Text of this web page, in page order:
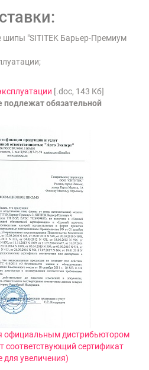
шипы "SITITEK Барьер-Премиум
[.doc, 143 Кб]
обязательной